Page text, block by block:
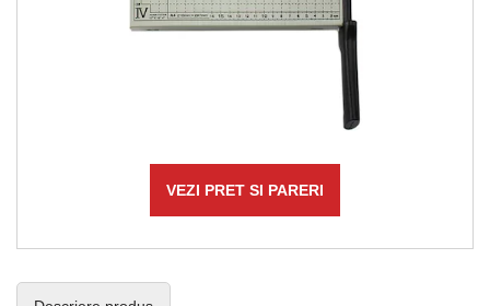
VEZI PRET SI PARERI